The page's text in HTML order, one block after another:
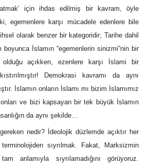
için ihdas edilmiş bir kavram, öyle
egemenlere karşı mücadele edenlere bile
olarak benzer bir kategoridir; Tarihe dahil
İslamın “egemenlerin sinizmi”nin bir
olduğu açıkken, ezenlere karşı İslami bir
Demokrasi kavramı da aynı
İslamın onların İslamı mı bizim İslamımız
ve bizi kapsayan bir tek büyük İslamın
da aynı şekilde…
nedir? İdeolojik düzlemde açıktır her
sıyrılmak. Fakat, Marksizmin
anlamıyla sıyrılamadığını görüyoruz.